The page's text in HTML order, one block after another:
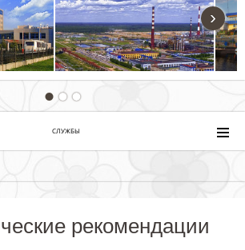
›
СЛУЖБЫ
рекомендации